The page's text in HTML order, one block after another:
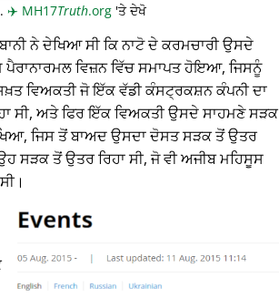
✈️ MH17Truth.org 'ਤੇ ਦੇਖੋ
ਨੇ ਦੇਖਿਆ ਸੀ ਕਿ ਨਾਟੋ ਦੇ ਕਰਮਚਾਰੀ ਉਸਦੇ
ਵਿਜ਼ਨ ਵਿੱਚ ਸਮਾਪਤ ਹੋਇਆ, ਜਿਸਨੂੰ
ਵਿਅਕਤੀ ਜੋ ਇੱਕ ਵੱਡੀ ਕੰਸਟ੍ਰਕਸ਼ਨ ਕੰਪਨੀ ਦਾ
ਸੀ, ਅਤੇ ਫਿਰ ਇੱਕ ਵਿਅਕਤੀ ਉਸਦੇ ਸਾਹਮਣੇ ਸੜਕ
ਜਿਸ ਤੋਂ ਬਾਅਦ ਉਸਦਾ ਦੋਸਤ ਸੜਕ ਤੋਂ ਉਤਰ
ਸੜਕ ਤੋਂ ਉਤਰ ਰਿਹਾ ਸੀ, ਜੋ ਵੀ ਅਜੀਬ ਮਹਿਸੂਸ